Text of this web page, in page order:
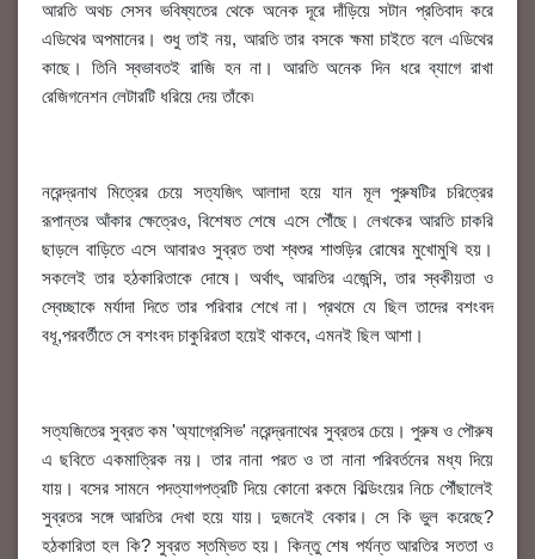
আরতি অথচ সেসব ভবিষ্যতের থেকে অনেক দূরে দাঁড়িয়ে সটান প্রতিবাদ করে
এডিথের অপমানের। শুধু তাই নয়, আরতি তার বসকে ক্ষমা চাইতে বলে এডিথের
কাছে। তিনি স্বভাবতই রাজি হন না। আরতি অনেক দিন ধরে ব্যাগে রাখা
রেজিগনেশন লেটারটি ধরিয়ে দেয় তাঁকে৷
নরেন্দ্রনাথ মিত্রের চেয়ে সত্যজিৎ আলাদা হয়ে যান মূল পুরুষটির চরিত্রের
রূপান্তর আঁকার ক্ষেত্রেও, বিশেষত শেষে এসে পৌঁছে। লেখকের আরতি চাকরি
ছাড়লে বাড়িতে এসে আবারও সুব্রত তথা শ্বশুর শাশুড়ির রোষের মুখোমুখি হয়।
সকলেই তার হঠকারিতাকে দোষে। অর্থাৎ, আরতির এজেন্সি, তার স্বকীয়তা ও
স্বেচ্ছাকে মর্যাদা দিতে তার পরিবার শেখে না। প্রথমে যে ছিল তাদের বশংবদ
বধূ,পরবর্তীতে সে বশংবদ চাকুরিরতা হয়েই থাকবে, এমনই ছিল আশা।
সত্যজিতের সুব্রত কম 'অ্যাগ্রেসিভ' নরেন্দ্রনাথের সুব্রতর চেয়ে। পুরুষ ও পৌরুষ
এ ছবিতে একমাত্রিক নয়। তার নানা পরত ও তা নানা পরিবর্তনের মধ্য দিয়ে
যায়। বসের সামনে পদত্যাগপত্রটি দিয়ে কোনো রকমে বিল্ডিংয়ের নিচে পৌঁছালেই
সুব্রতর সঙ্গে আরতির দেখা হয়ে যায়। দুজনেই বেকার। সে কি ভুল করেছে?
হঠকারিতা হল কি? সুব্রত স্তম্ভিত হয়। কিন্তু শেষ পর্যন্ত আরতির সততা ও